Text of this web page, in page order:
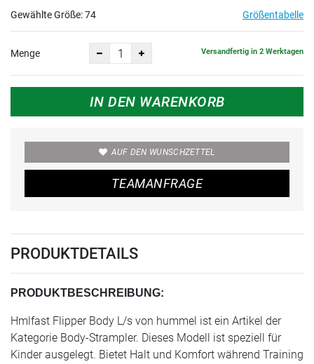
Gewählte Größe:74 Größentabelle
Menge Versandfertig in 2 Werktagen
IN DEN WARENKORB
AUF DEN WUNSCHZETTEL
TEAMANFRAGE
PRODUKTDETAILS
PRODUKTBESCHREIBUNG:
Hmlfast Flipper Body L/s von hummel ist ein Artikel der
Kategorie Body-Strampler. Dieses Modell ist speziell für
Kinder ausgelegt. Bietet Halt und Komfort während Training